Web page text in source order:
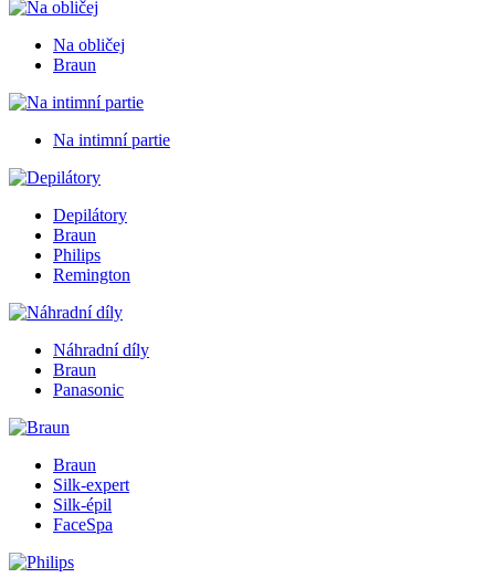
Na obličej
Braun
Na intimní partie
Depilátory
Braun
Philips
Remington
Náhradní díly
Braun
Panasonic
Braun
Silk-expert
Silk-épil
FaceSpa